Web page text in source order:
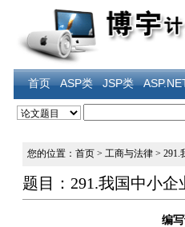
首页 ASP类 JSP类
您的位置：首页> 工商与法律> 291.
题目：291.我国中小
编